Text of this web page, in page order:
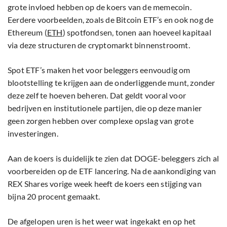
grote invloed hebben op de koers van de memecoin.
Eerdere voorbeelden, zoals de Bitcoin ETF’s en ook nog de
Ethereum (ETH) spotfondsen, tonen aan hoeveel kapitaal
via deze structuren de cryptomarkt binnenstroomt.
Spot ETF’s maken het voor beleggers eenvoudig om
blootstelling te krijgen aan de onderliggende munt, zonder
deze zelf te hoeven beheren. Dat geldt vooral voor
bedrijven en institutionele partijen, die op deze manier
geen zorgen hebben over complexe opslag van grote
investeringen.
Aan de koers is duidelijk te zien dat DOGE-beleggers zich al
voorbereiden op de ETF lancering. Na de aankondiging van
REX Shares vorige week heeft de koers een stijging van
bijna 20 procent gemaakt.
De afgelopen uren is het weer wat ingekakt en op het